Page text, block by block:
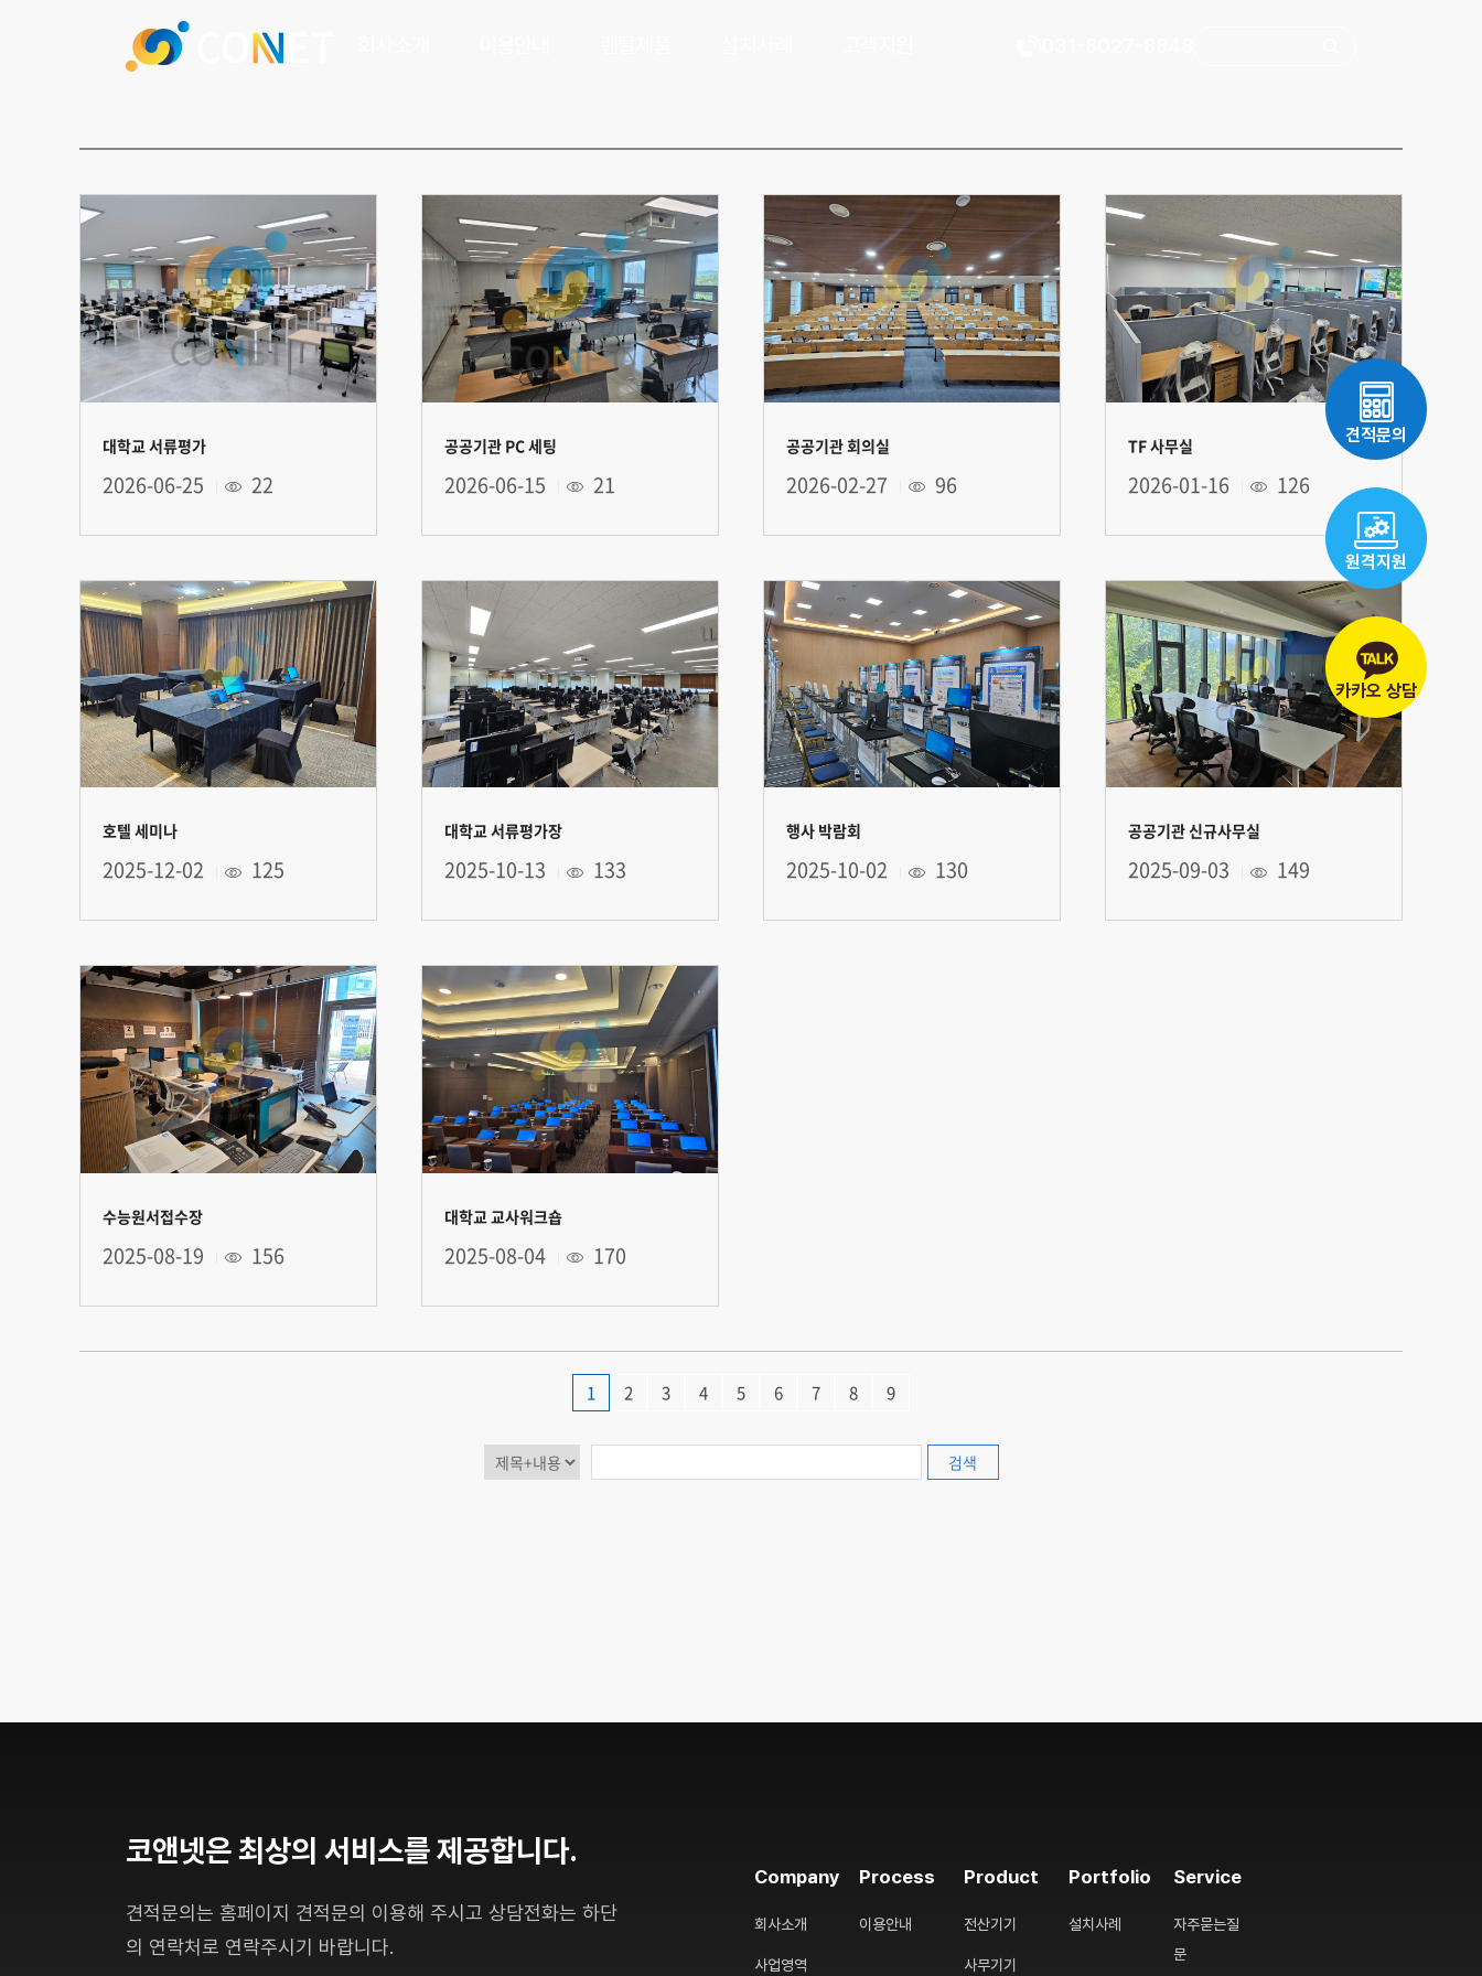
대학교 서류평가
2026-06-25 22
공공기관 PC 세팅
2026-06-15 21
공공기관 회의실
2026-02-27 96
TF 사무실
2026-01-16 126
호텔 세미나
2025-12-02 125
대학교 서류평가장
2025-10-13 133
행사 박람회
2025-10-02 130
공공기관 신규사무실
2025-09-03 149
수능원서접수장
2025-08-19 156
대학교 교사워크숍
2025-08-04 170
1 2 3 4 5 6 7 8 9
검색
코앤넷은 최상의 서비스를 제공합니다.
견적문의는 홈페이지 견적문의 이용해 주시고 상담전화는 하단
의 연락처로 연락주시기 바랍니다.
Company
회사소개
사업영역
Process
이용안내
Product
전산기기
사무기기
Portfolio
설치사례
Service
자주묻는질
문
견적문의
원격지원
카카오 상담